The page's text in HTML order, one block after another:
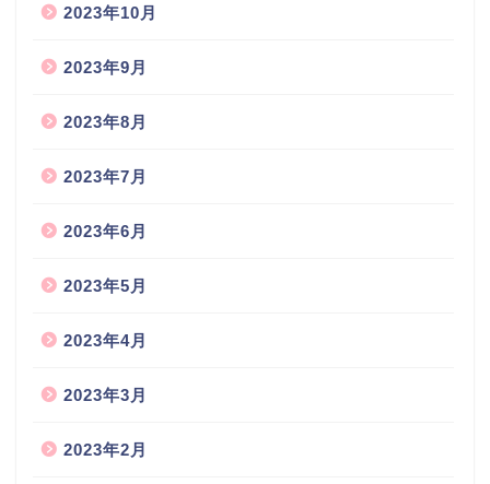
2023年10月
2023年9月
2023年8月
2023年7月
2023年6月
2023年5月
2023年4月
2023年3月
2023年2月